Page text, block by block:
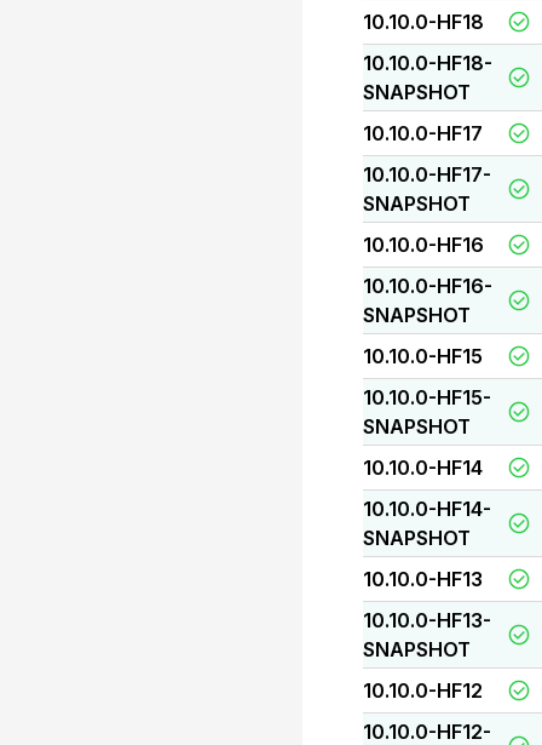
10.10.0-HF18
10.10.0-HF18-
SNAPSHOT
10.10.0-HF17
10.10.0-HF17-
SNAPSHOT
10.10.0-HF16
10.10.0-HF16-
SNAPSHOT
10.10.0-HF15
10.10.0-HF15-
SNAPSHOT
10.10.0-HF14
10.10.0-HF14-
SNAPSHOT
10.10.0-HF13
10.10.0-HF13-
SNAPSHOT
10.10.0-HF12
10.10.0-HF12-